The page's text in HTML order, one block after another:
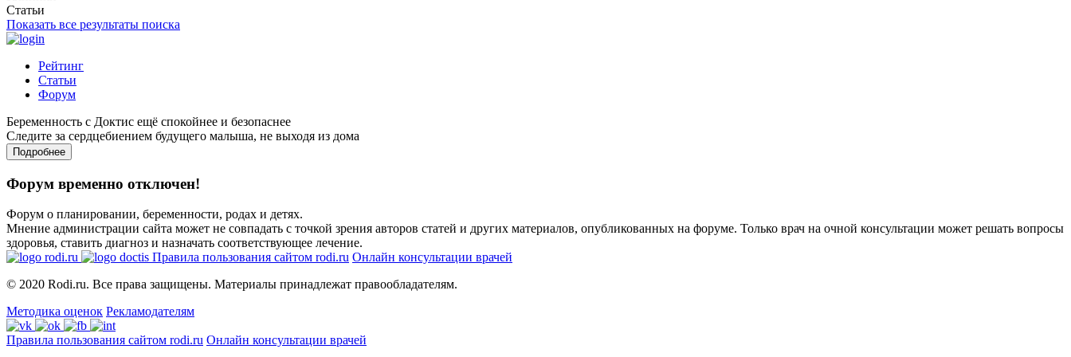
Статьи
Показать все результаты поиска
Рейтинг
Статьи
Форум
Беременность с Доктис ещё спокойнее и безопаснее
Следите за сердцебиением будущего малыша, не выходя из дома
Подробнее
Форум временно отключен!
Форум о планировании, беременности, родах и детях.
Мнение администрации сайта может не совпадать с точкой зрения авторов статей и других материалов, опубликованных на форуме. Только врач на очной консультации может решать вопросы
здоровья, ставить диагноз и назначать соответствующее лечение.
Правила пользования сайтом rodi.ru Онлайн консультации врачей
© 2020 Rodi.ru. Все права защищены. Материалы принадлежат правообладателям.
Методика оценок Рекламодателям
Правила пользования сайтом rodi.ru Онлайн консультации врачей